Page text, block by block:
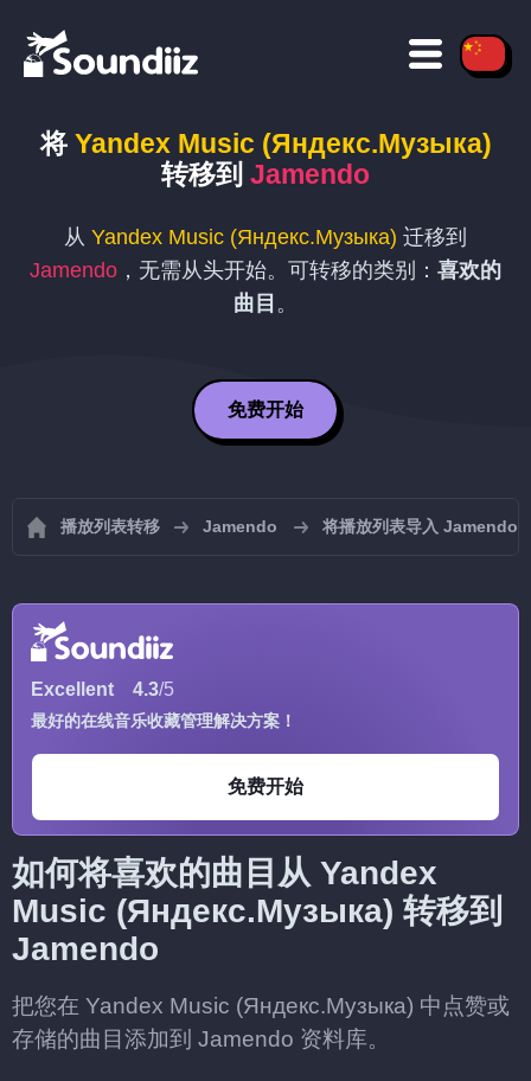
将 Yandex Music (Яндекс.Музыка)
转移到 Jamendo
从 Yandex Music (Яндекс.Музыка) 迁移到
Jamendo ，无需从头开始。可转移的类别： 喜欢的
曲目 。
免费开始
播放列表转移 Jamendo 将播放列表导入 Jamendo
Excellent 4.3/5
最好的在线音乐收藏管理解决方案！
免费开始
如何将喜欢的曲目从 Yandex
Music (Яндекс.Музыка) 转移到
Jamendo
把您在 Yandex Music (Яндекс.Музыка) 中点赞或
存储的曲目添加到 Jamendo 资料库。